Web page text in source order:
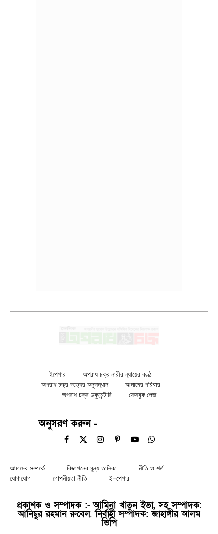
ইপেপার
অপরাধ চক্র নারীর ন্যায়ের কণ্ঠ
অপরাধ চক্র সত্যের অনুসন্ধান
আমাদের পরিবার
অপরাধ চক্র ডকুমেন্টারি
ফেসবুক পেজ
অনুসরণ করুন -
Facebook
X
InstagramPinterestYouTubeWhatsApp
আমাদের সম্পর্কে বিজ্ঞাপনের মূল্য তালিকা
নীতি ও শর্ত
যোগাযোগ
গোপনীয়তা নীতি ই-পেপার
প্রকাশক ও সম্পাদক :- আমিনা খাতুন ইভা, সহ সম্পাদক:
আনিছুর রহমান রুবেল, নির্বাহী সম্পাদক: জাহাঙ্গীর আলম
ভিপি